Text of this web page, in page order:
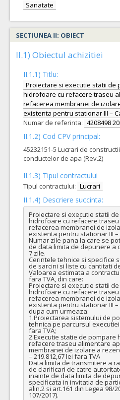
Sanatate
SECTIUNEA II: OBIECT
II.1) Obiectul achizitiei
II.1.1) Titlu:
Proiectare si executie statii de
hidrofoare cu refacere traseu
refacerea membranei de
existenta pentru stationar III –
Numar de referinta: 4208498
II.1.2) Cod CPV principal:
45232151-5 Lucrari de
conductelor de apa (Rev.2)
II.1.3) Tipul contractului
Tipul contractului: Lucrari
II.1.4) Descriere succinta:
Proiectare si executie statii
hidrofoare cu refacere
refacerea membranei de
existenta pentru stationar III –
Numar zile pana la care se
de data limita de depunere
7 zile.
Cerintele tehnice si specifice
de sarcini si liste cu cantitati
Valoarea estimata a
fara TVA, din care:
Proiectare si executie statii
hidrofoare cu refacere
refacerea membranei de
existenta pentru stationar III –
dupa cum urmeaza:
1.Proiectarea sistemului de
tehnica pe parcursul executiei
fara TVA;
2.Executie statie de pompare
refacere traseu alimentare
membranei de izolare a
– 219.812,67 lei fara TVA
Data limita de transmitere a
de clarificari de catre
inainte de data limita de
specificata in invitatia de
alin.2 si art.161 din Legea 98/
107/2017).